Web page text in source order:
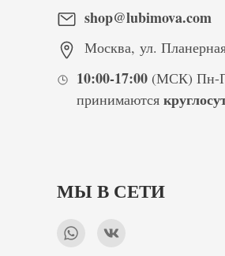
shop@lubimova.com
Москва, ул.
10:00-17:00(МСК) Пн-
принимаются
МЫ В СЕТИ